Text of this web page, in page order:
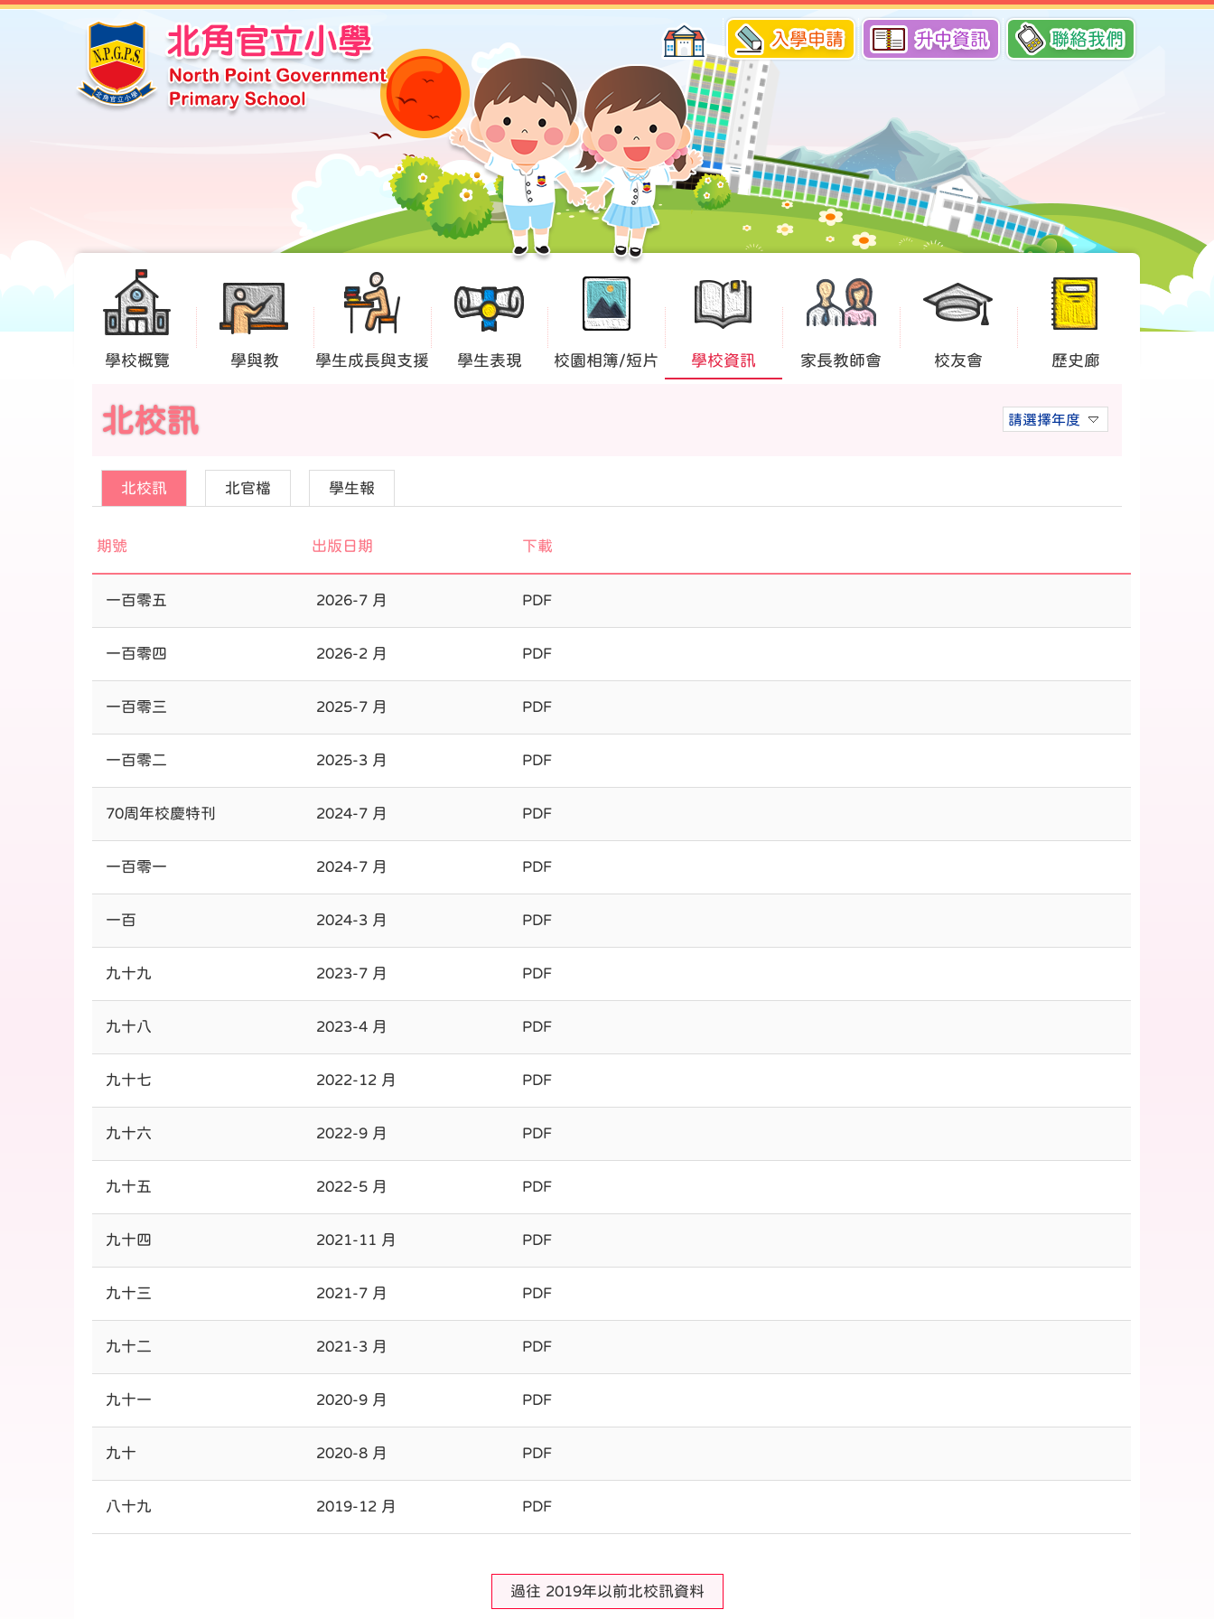
入學申請 升中資訊 聯絡我們
學校概覽 學與教 學生成長與支援 學生表現 校園相簿/短片 學校資訊 家長教師會 校友會 歷史廊
請選擇年度
北校訊
北校訊 北官檔 學生報
期號 出版日期 下載
一百零五 2026-7 月 PDF
一百零四 2026-2 月 PDF
一百零三 2025-7 月 PDF
一百零二 2025-3 月 PDF
70周年校慶特刊 2024-7 月 PDF
一百零一 2024-7 月 PDF
一百 2024-3 月 PDF
九十九 2023-7 月 PDF
九十八 2023-4 月 PDF
九十七 2022-12 月 PDF
九十六 2022-9 月 PDF
九十五 2022-5 月 PDF
九十四 2021-11 月 PDF
九十三 2021-7 月 PDF
九十二 2021-3 月 PDF
九十一 2020-9 月 PDF
九十 2020-8 月 PDF
八十九 2019-12 月 PDF
過往 2019年以前北校訊資料